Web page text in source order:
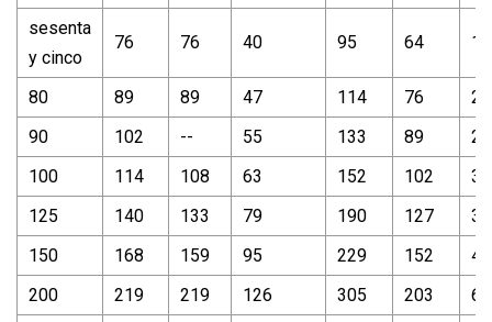
sesenta
y cinco
76 76 40 95 64
80 89 89 47 114 76
90
102 -- 55 133 89
100
114 108 63 152 102
125
140 133 79 190 127
150
168 159 95 229 152
200
219 219 126 305 203